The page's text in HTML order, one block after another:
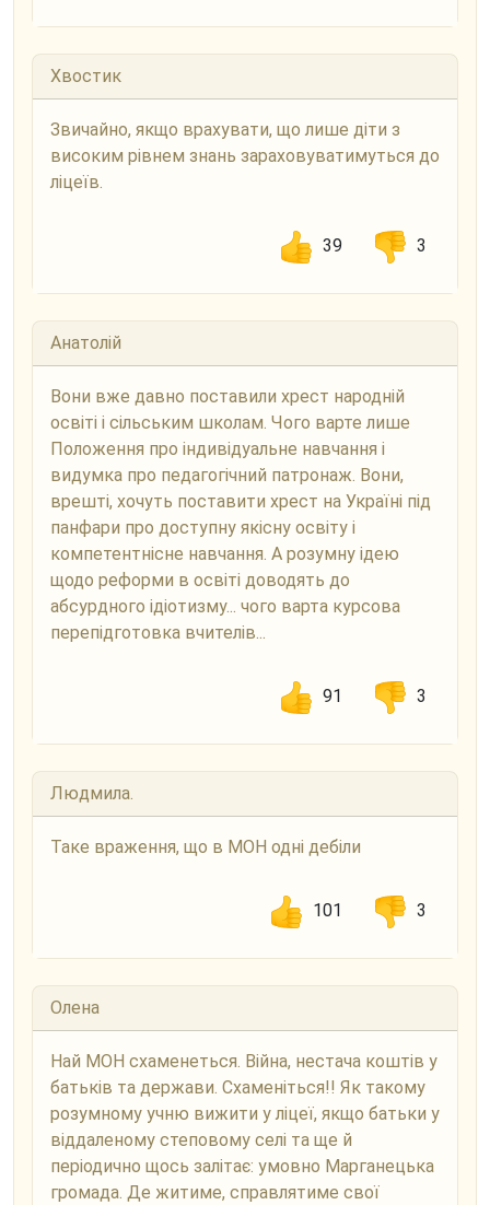
Хвостик
Звичайно, якщо врахувати, що лише діти з
високим рівнем знань зараховуватимуться до
ліцеїв.
39 3
Анатолій
Вони вже давно поставили хрест народній
освіті і сільським школам. Чого варте лише
Положення про індивідуальне навчання і
видумка про педагогічний патронаж. Вони,
врешті, хочуть поставити хрест на Україні під
панфари про доступну якісну освіту і
компетентнісне навчання. А розумну ідею
щодо реформи в освіті доводять до
абсурдного ідіотизму... чого варта курсова
перепідготовка вчителів...
91 3
Людмила.
Таке враження, що в МОН одні дебіли
101 3
Олена
Най МОН схаменеться. Війна, нестача коштів у
батьків та держави. Схаменіться!! Як такому
розумному учню вижити у ліцеї, якщо батьки у
віддаленому степовому селі та ще й
періодично щось залітає: умовно Марганецька
громада. Де житиме, справлятиме свої